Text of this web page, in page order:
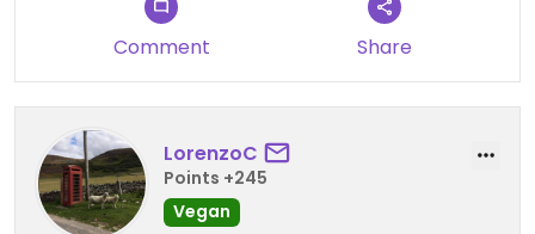
Comment Share
LorenzoC
Points +245
Vegan